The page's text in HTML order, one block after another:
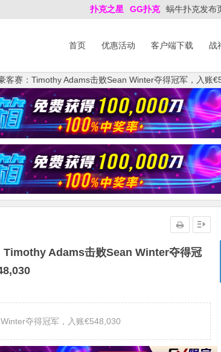
扑克之星 GG扑克 蜗牛扑克发布
首页 优惠活动 客户端下载 战
客赛：Timothy Adams击败Sean Winter夺得冠军，入账
Timothy Adams击败Sean Winter夺得冠
夺得冠军，入账€548,030